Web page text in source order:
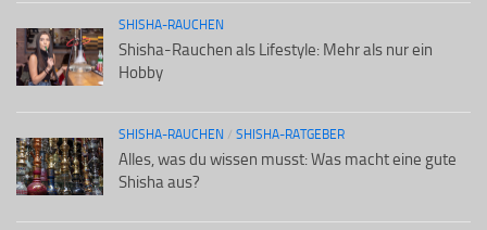
SHISHA-RAUCHEN
Shisha-Rauchen als Lifestyle: Mehr als nur ein
Hobby
SHISHA-RAUCHEN / SHISHA-RATGEBER
Alles, was du wissen musst: Was macht eine gute
Shisha aus?